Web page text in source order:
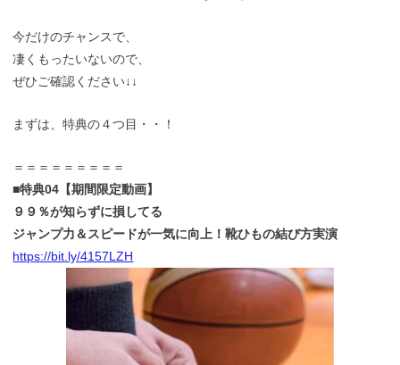
今だけのチャンスで、
凄くもったいないので、
ぜひご確認ください↓↓
まずは、特典の４つ目・・！
＝＝＝＝＝＝＝＝＝
■特典04【期間限定動画】
９９％が知らずに損してる
ジャンプ力＆スピードが一気に向上！靴ひもの結び方実演
https://bit.ly/4157LZH